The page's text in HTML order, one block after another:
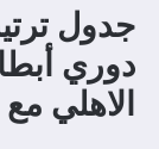
جدول
دوري
الاهلي